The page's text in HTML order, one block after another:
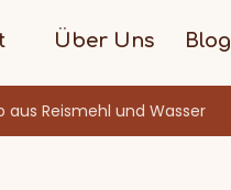
Über Uns Blog
aus Reismehl und Wasser